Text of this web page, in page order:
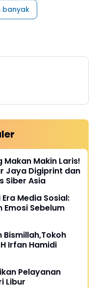
banyak
Makan Makin Laris!
Jaya Digiprint dan
Siber Asia
Media Sosial:
Emosi Sebelum
Bismillah,Tokoh
Irfan Hamidi
Pelayanan
Libur